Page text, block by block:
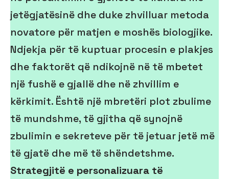
jetëgjatësinë dhe duke zhvilluar metoda
novatore për matjen e moshës biologjike.
Ndjekja për të kuptuar procesin e plakjes
dhe faktorët që ndikojnë në të mbetet
një fushë e gjallë dhe në zhvillim e
kërkimit. Është një mbretëri plot zbulime
të mundshme, të gjitha që synojnë
zbulimin e sekreteve për të jetuar jetë më
të gjatë dhe më të shëndetshme.
Strategjitë e personalizuara të